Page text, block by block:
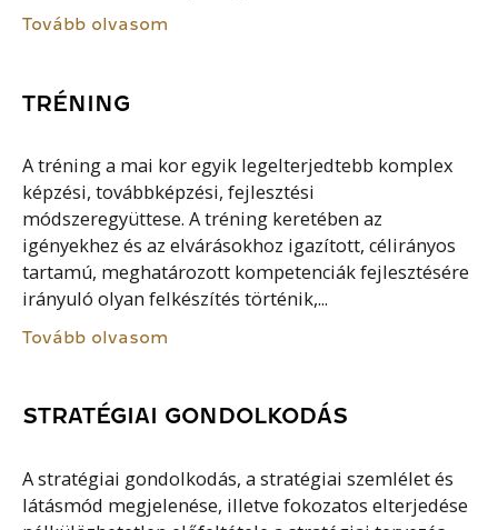
Tovább olvasom
TRÉNING
A tréning a mai kor egyik legelterjedtebb komplex
képzési, továbbképzési, fejlesztési
módszeregyüttese. A tréning keretében az
igényekhez és az elvárásokhoz igazított, célirányos
tartamú, meghatározott kompetenciák fejlesztésére
irányuló olyan felkészítés történik,...
Tovább olvasom
STRATÉGIAI GONDOLKODÁS
A stratégiai gondolkodás, a stratégiai szemlélet és
látásmód megjelenése, illetve fokozatos elterjedése